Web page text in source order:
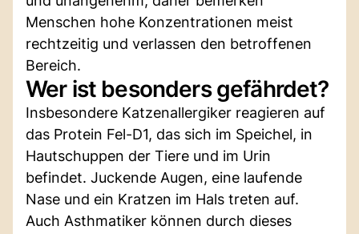
Menschen hohe Konzentrationen meist
rechtzeitig und verlassen den betroffenen
Bereich.
Wer ist besonders gefährdet?
Insbesondere Katzenallergiker reagieren auf
das Protein Fel-D1, das sich im Speichel, in
Hautschuppen der Tiere und im Urin
befindet. Juckende Augen, eine laufende
Nase und ein Kratzen im Hals treten auf.
Auch Asthmatiker können durch dieses